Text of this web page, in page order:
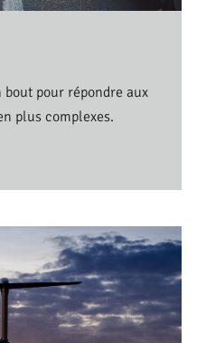
pour répondre aux
plus complexes.